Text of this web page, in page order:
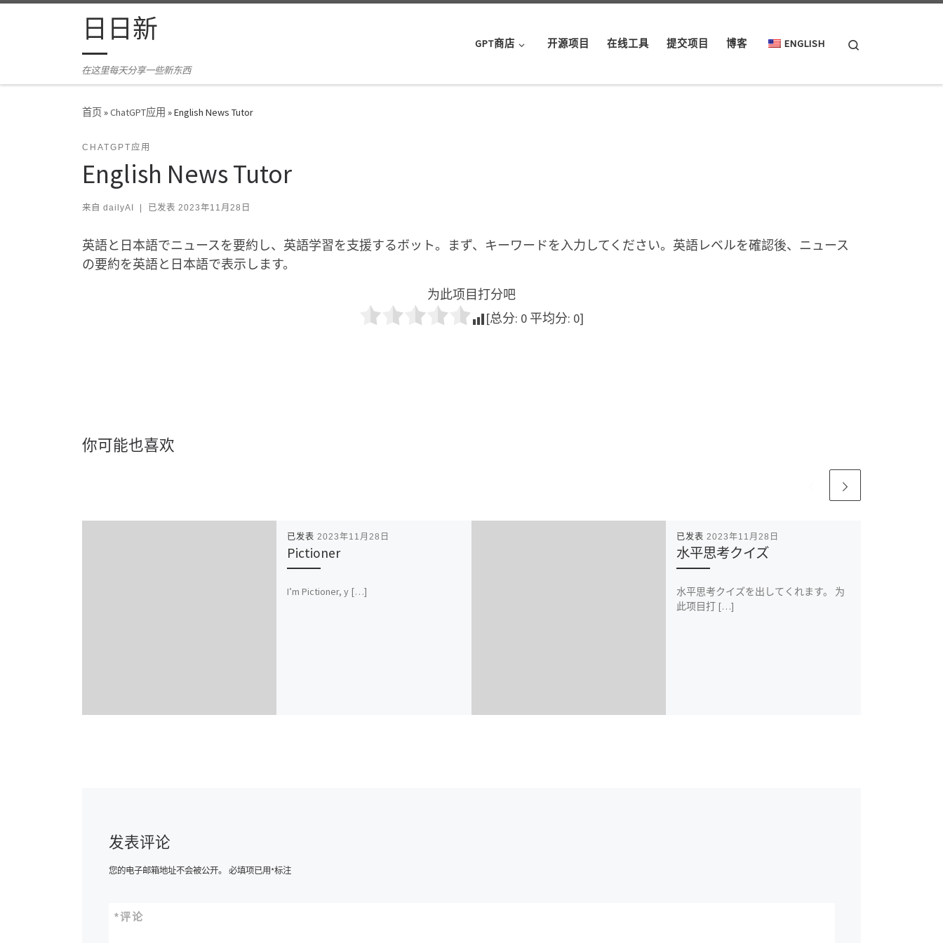
Skip to content日日新
在这里每天分享一些新东西
GPT商店 开源项目 在线工具 提交项目 博客 ENGLISH
首页»ChatGPT应用 »English News Tutor
CHATGPT应用
English News Tutor
来自 dailyAI 已发表 2023年11月28日
英語と日本語でニュースを要約し、英語学習を支援するボット。まず、キーワードを入力してください。英語レベルを確認後、ニュース
の要約を英語と日本語で表示します。
为此项目打分吧
[总分: 0 平均分: 0]
你可能也喜欢
已发表 2023年11月28日
Pictioner
I’m Pictioner, y […]
已发表 2023年11月28日
水平思考クイズ
水平思考クイズを出してくれます。 为
此项目打 […]
发表评论
您的电子邮箱地址不会被公开。 必填项已用*标注
评论
*